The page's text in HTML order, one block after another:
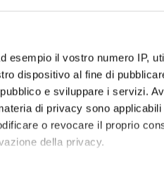
esempio il vostro numero IP,
dispositivo al fine di
e sviluppare i servizi.
di privacy sono
o revocare il proprio
della privacy.